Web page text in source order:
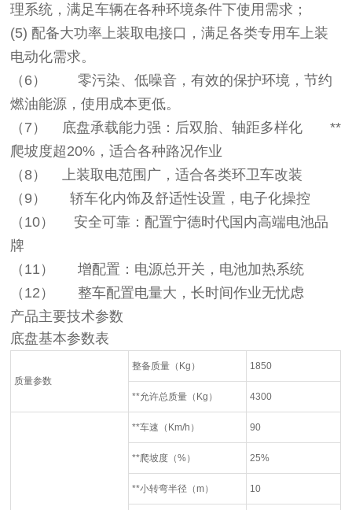
理系统，满足车辆在各种环境条件下使用需求；
(5)配备大功率上装取电接口，满足各类专用车上装
电动化需求。
（6）
零污染、低噪音，有效的保护环境，节约
燃油能源，使用成本更低。
（7）
底盘承载能力强：后双胎、轴距多样化 **
爬坡度超20%，适合各种路况作业
（8）
上装取电范围广，适合各类环卫车改装
（9）
轿车化内饰及舒适性设置，电子化操控
（10）
安全可靠：配置宁德时代国内高端电池品
牌
（11）
增配置：电源总开关，电池加热系统
（12）
整车配置电量大，长时间作业无忧虑
产品主要技术参数
底盘基本参数表
质量参数
整备质量（Kg） 1850
**允许总质量（Kg） 4300
**车速（Km/h） 90
**爬坡度（%） 25%
**小转弯半径（m） 10